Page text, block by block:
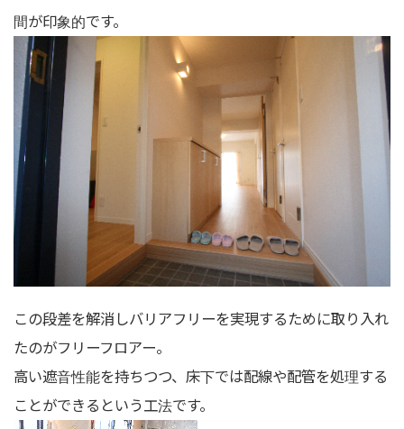
間が印象的です。
この段差を解消しバリアフリーを実現するために取り入れ
たのがフリーフロアー。
高い遮音性能を持ちつつ、床下では配線や配管を処理する
ことができるという工法です。